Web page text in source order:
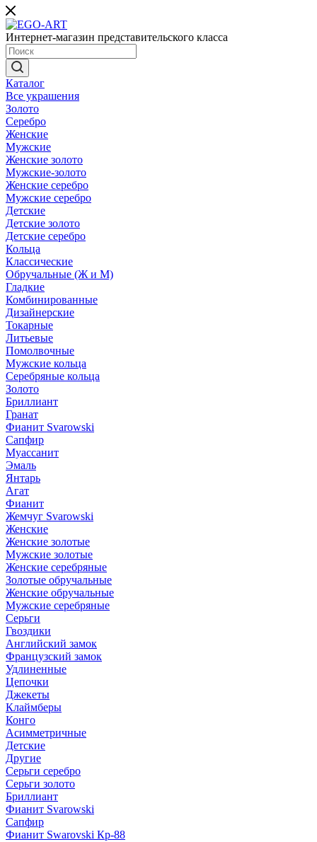
Интернет-магазин представительского класса
Каталог
Все украшения
Золото
Серебро
Женские
Мужские
Женские золото
Мужские-золото
Женские серебро
Мужские серебро
Детские
Детские золото
Детские серебро
Кольца
Классические
Обручальные (Ж и М)
Гладкие
Комбинированные
Дизайнерские
Токарные
Литьевые
Помолвочные
Мужские кольца
Серебряные кольца
Золото
Бриллиант
Гранат
Фианит Svarowski
Сапфир
Муассанит
Эмаль
Янтарь
Агат
Фианит
Жемчуг Svarowski
Женские
Женские золотые
Мужские золотые
Женские серебряные
Золотые обручальные
Женские обручальные
Мужские серебряные
Серьги
Гвоздики
Английский замок
Французский замок
Удлиненные
Цепочки
Джекеты
Клаймберы
Конго
Асимметричные
Детские
Другие
Серьги серебро
Серьги золото
Бриллиант
Фианит Svarowski
Сапфир
Фианит Swarovski Кр-88